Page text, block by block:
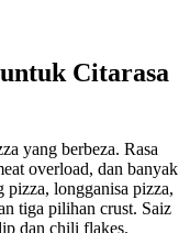
Citarasa
yang berbeza. Rasa
overload, dan banyak
pizza, longganisa pizza,
tiga pilihan crust. Saiz
dan chili flakes.